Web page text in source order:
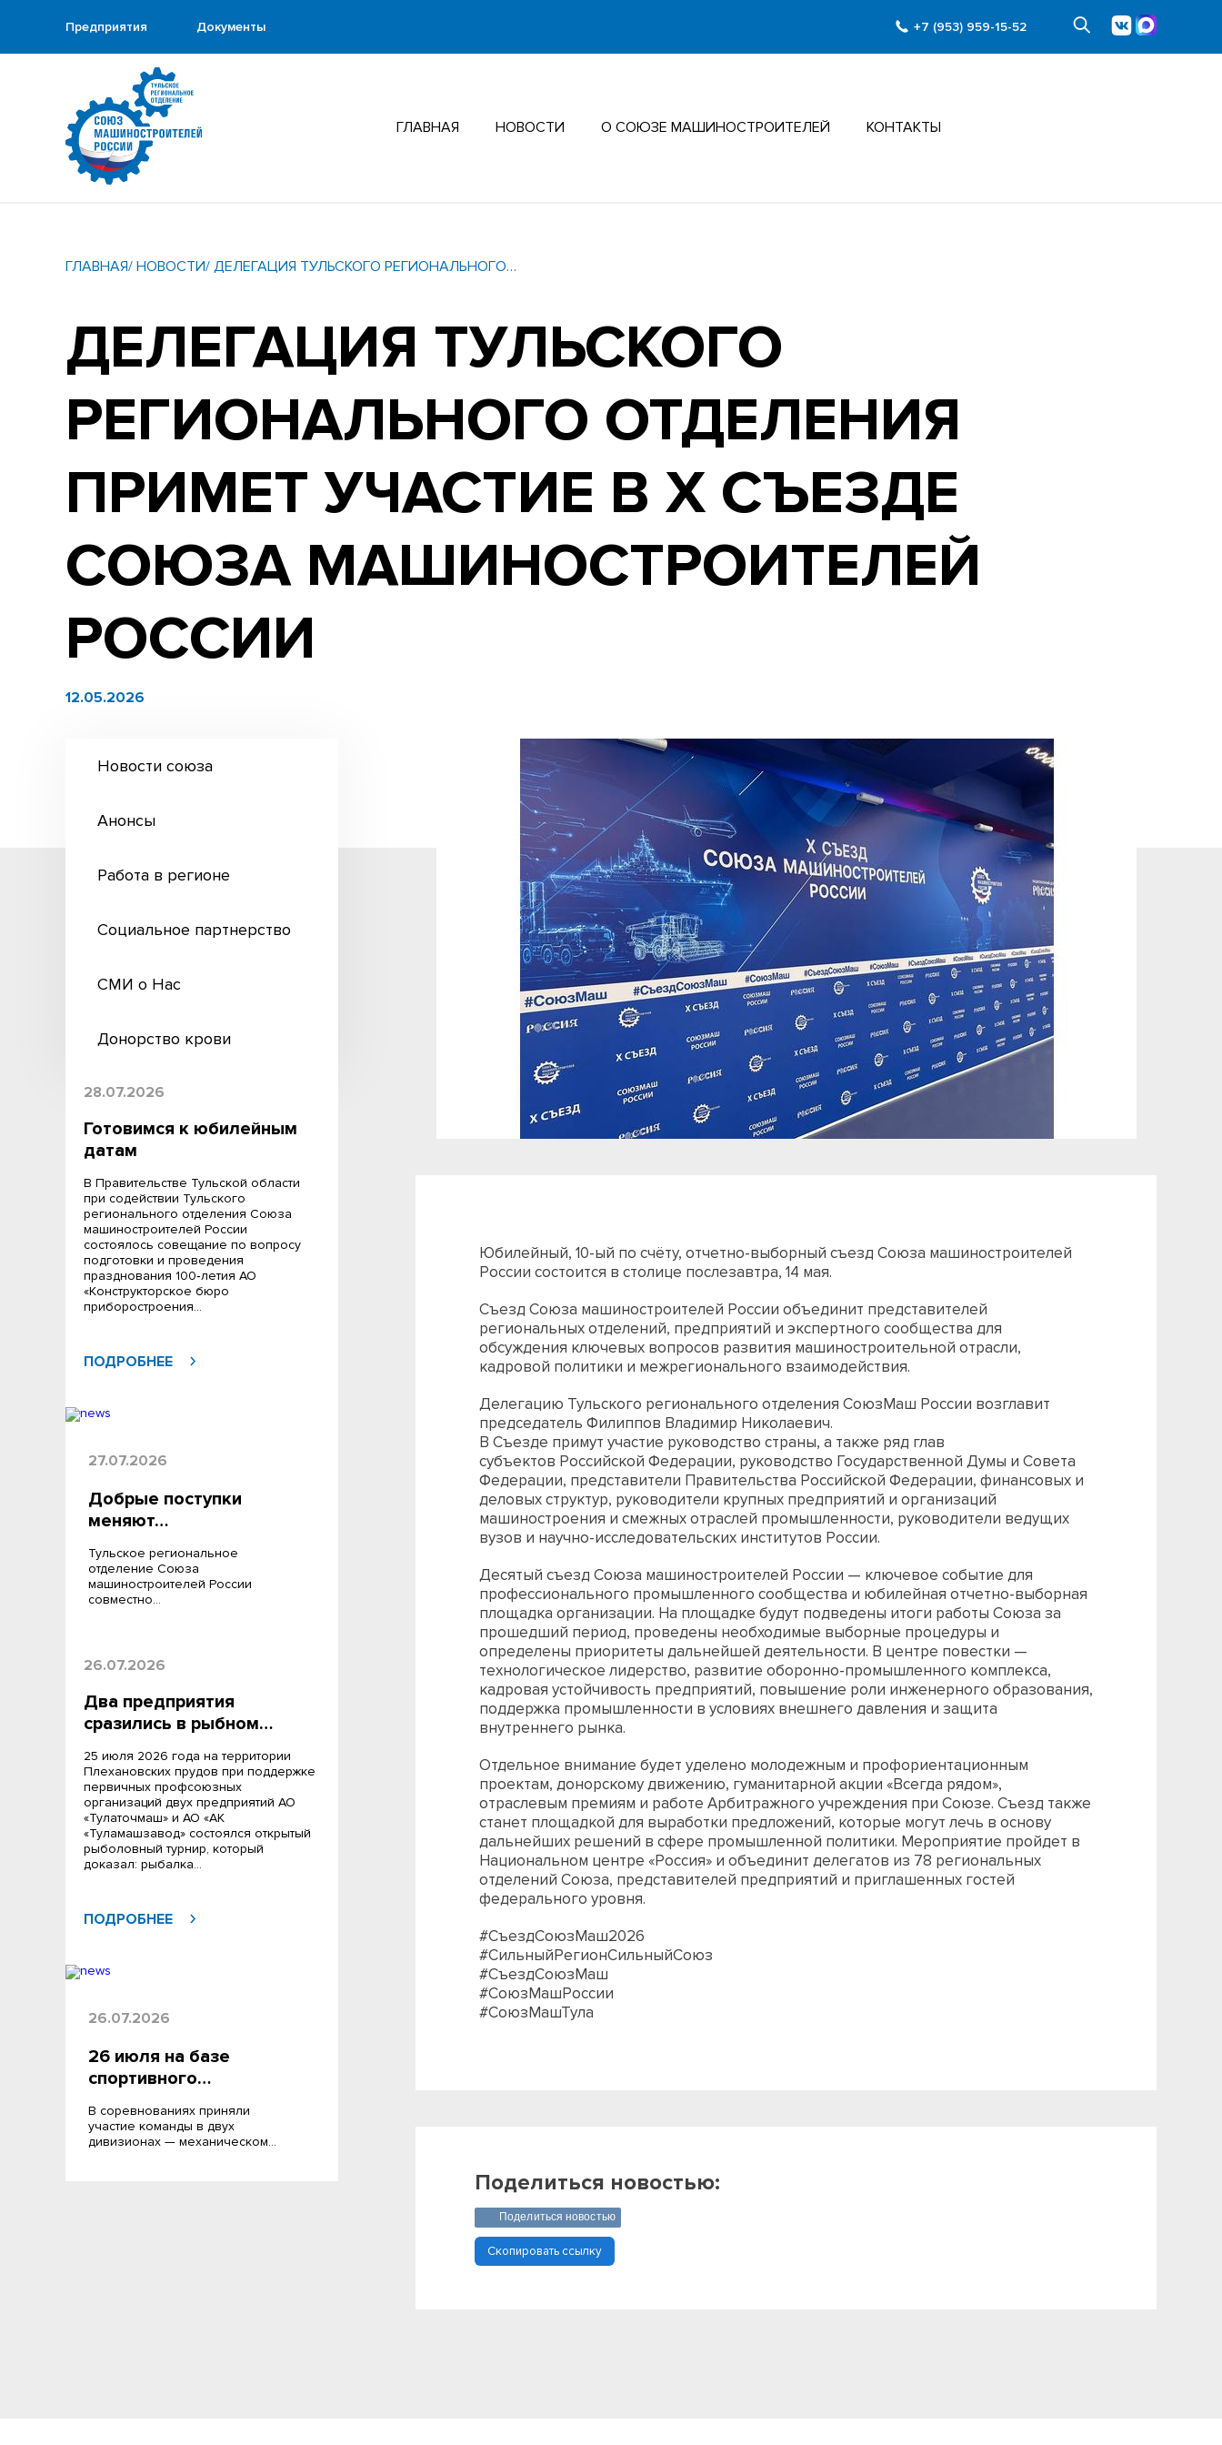
Предприятия Документы +7 (953) 959-15-52
ГЛАВНАЯ НОВОСТИ О СОЮЗЕ МАШИНОСТРОИТЕЛЕЙ КОНТАКТЫ
ГЛАВНАЯ/ НОВОСТИ/ ДЕЛЕГАЦИЯ ТУЛЬСКОГО РЕГИОНАЛЬНОГО…
ДЕЛЕГАЦИЯ ТУЛЬСКОГО
РЕГИОНАЛЬНОГО ОТДЕЛЕНИЯ
ПРИМЕТ УЧАСТИЕ В X СЪЕЗДЕ
СОЮЗА МАШИНОСТРОИТЕЛЕЙ
РОССИИ
12.05.2026
Новости союза
Анонсы
Работа в регионе
Социальное партнерство
СМИ о Нас
Донорство крови
28.07.2026
Готовимся к юбилейным
датам
В Правительстве Тульской области
при содействии Тульского
регионального отделения Союза
машиностроителей России
состоялось совещание по вопросу
подготовки и проведения
празднования 100‑летия АО
«Конструкторское бюро
приборостроения…
ПОДРОБНЕЕ
27.07.2026
Добрые поступки
меняют…
Тульское региональное
отделение Союза
машиностроителей России
совместно…
26.07.2026
Два предприятия
сразились в рыбном…
25 июля 2026 года на территории
Плехановских прудов при поддержке
первичных профсоюзных
организаций двух предприятий АО
«Тулаточмаш» и АО «АК
«Туламашзавод» состоялся открытый
рыболовный турнир, который
доказал: рыбалка…
ПОДРОБНЕЕ
26.07.2026
26 июля на базе
спортивного…
В соревнованиях приняли
участие команды в двух
дивизионах — механическом…
Юбилейный, 10-ый по счёту, отчетно-выборный съезд Союза машиностроителей
России состоится в столице послезавтра, 14 мая.
Съезд Союза машиностроителей России объединит представителей
региональных отделений, предприятий и экспертного сообщества для
обсуждения ключевых вопросов развития машиностроительной отрасли,
кадровой политики и межрегионального взаимодействия.
Делегацию Тульского регионального отделения СоюзМаш России возглавит
председатель Филиппов Владимир Николаевич.
В Съезде примут участие руководство страны, а также ряд глав
субъектов Российской Федерации, руководство Государственной Думы и Совета
Федерации, представители Правительства Российской Федерации, финансовых и
деловых структур, руководители крупных предприятий и организаций
машиностроения и смежных отраслей промышленности, руководители ведущих
вузов и научно-исследовательских институтов России.
Десятый съезд Союза машиностроителей России — ключевое событие для
профессионального промышленного сообщества и юбилейная отчетно-выборная
площадка организации. На площадке будут подведены итоги работы Союза за
прошедший период, проведены необходимые выборные процедуры и
определены приоритеты дальнейшей деятельности. В центре повестки —
технологическое лидерство, развитие оборонно-промышленного комплекса,
кадровая устойчивость предприятий, повышение роли инженерного образования,
поддержка промышленности в условиях внешнего давления и защита
внутреннего рынка.
Отдельное внимание будет уделено молодежным и профориентационным
проектам, донорскому движению, гуманитарной акции «Всегда рядом»,
отраслевым премиям и работе Арбитражного учреждения при Союзе. Съезд также
станет площадкой для выработки предложений, которые могут лечь в основу
дальнейших решений в сфере промышленной политики. Мероприятие пройдет в
Национальном центре «Россия» и объединит делегатов из 78 региональных
отделений Союза, представителей предприятий и приглашенных гостей
федерального уровня.
#СъездСоюзМаш2026
#СильныйРегионСильныйСоюз
#СъездСоюзМаш
#СоюзМашРоссии
#СоюзМашТула
Поделиться новостью:
Поделиться новостью
Скопировать ссылку